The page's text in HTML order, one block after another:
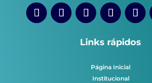
Links rápidos
Página Inicial
Institucional